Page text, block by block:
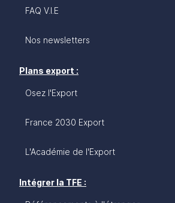
FAQ V.I.E
Nos newsletters
Plans export :
Osez l'Export
France 2030 Export
L'Académie de l'Export
Intégrer la TFE :